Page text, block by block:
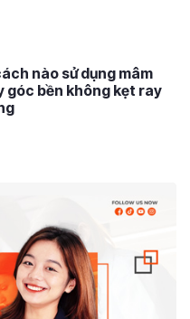
nào sử dụng mâm
góc bền không kẹt ray